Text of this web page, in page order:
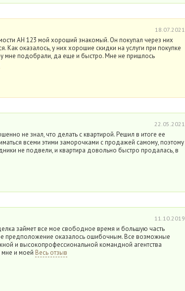
18.07.2021
АН 123 мой хороший знакомый. Он покупал через них
Как оказалось, у них хорошие скидки на услуги при покупке
мне подобрали, да еще и быстро. Мне не пришлось
22.05.2021
не знал, что делать с квартирой. Решил в итоге ее
всеми этими заморочками с продажей самому, поэтому
не подвели, и квартира довольно быстро продалась, в
11.10.2019
займет все мое свободное время и большую часть
предположение оказалось ошибочным. Все возможные
и высокопрофессиональной командной агентства
и моей Весь отзыв